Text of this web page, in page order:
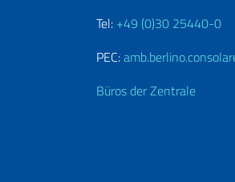
Tel: +49 (0)30 25440-0
PEC:
Büros der Zentrale